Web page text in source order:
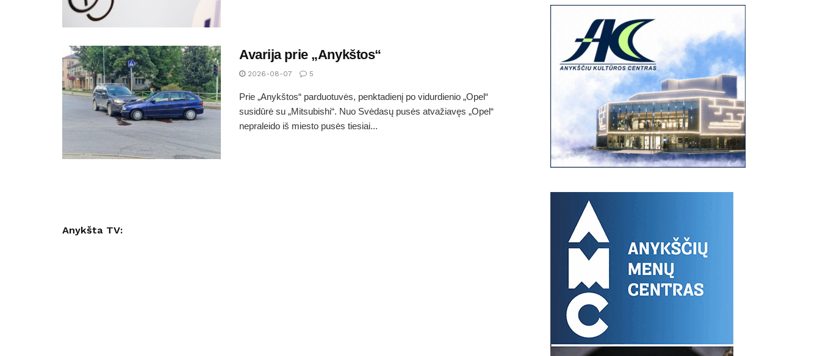
Avarija prie „Anykštos“
2026-08-07 5
Prie „Anykštos“ parduotuvės, penktadienį po vidurdienio „Opel“
susidūrė su „Mitsubishi“. Nuo Svėdasų pusės atvažiavęs „Opel“
nepraleido iš miesto pusės tiesiai...
Anykšta TV: